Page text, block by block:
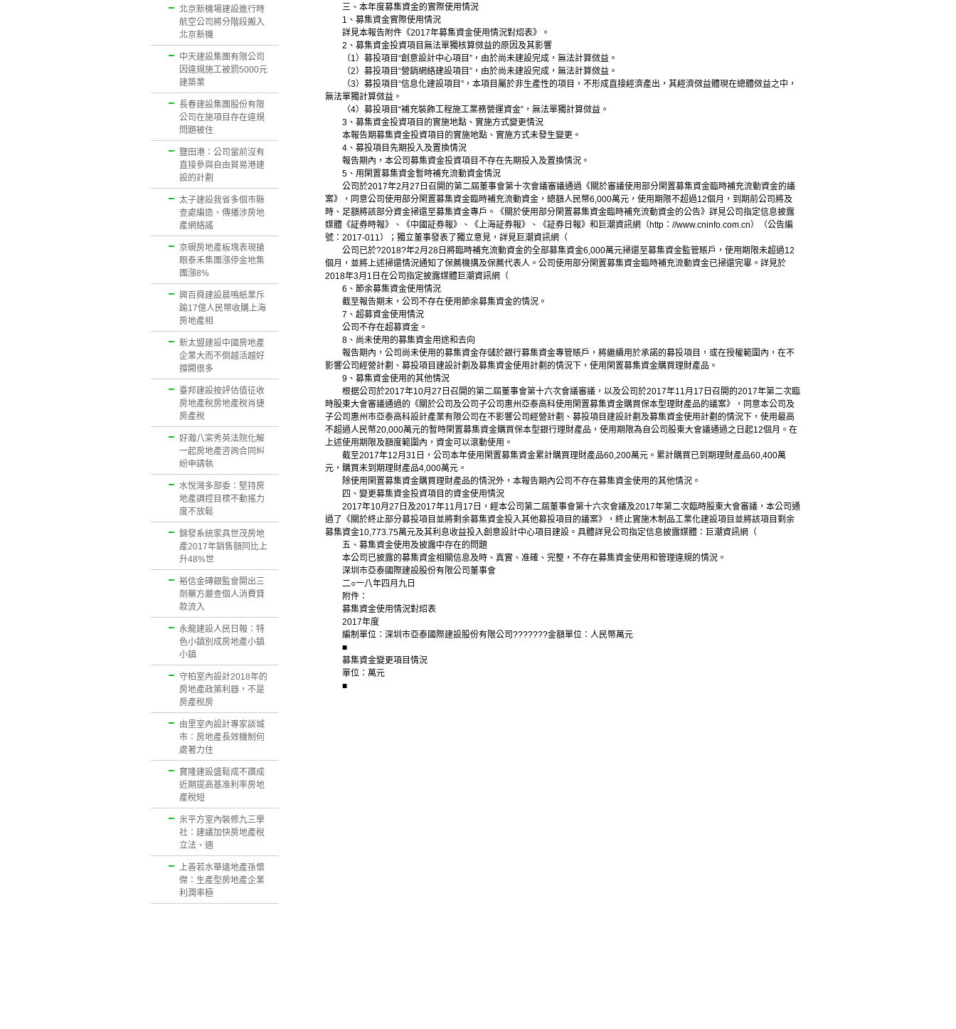
北京新機場建設進行時
航空公司將分階段搬入
北京新機
中天建設集團有限公司
因違規施工被罰5000元
建築業
長春建設集團股份有限
公司在施項目存在違規
問題被住
鹽田港：公司當前沒有
直接參與自由貿易港建
設的計劃
太子建設我省多個市縣
查處編造、傳播涉房地
產網絡謠
京硯房地產板塊表現搶
眼泰禾集團漲停金地集
團漲8%
興百舜建設晨鳴紙業斥
踰17億人民幣收購上海
房地產相
新太盟建設中國房地產
企業大而不倒越活越好
撐開很多
臺邦建設按評估值征收
房地產稅房地產稅肖捷
房產稅
好瀚八寀秀英法院化解
一起房地產咨詢合同糾
紛申請執
水悅灣多部委：堅持房
地產調控目標不動搖力
度不放鬆
錦發系統家具世茂房地
產2017年銷售額同比上
升48%世
裕信金磚銀監會開出三
劑藥方嚴查個人消費貸
款流入
永龍建設人民日報：特
色小鎮別成房地產小鎮
小鎮
守柏室內設計2018年的
房地產政策利器，不是
房產稅房
由里室內設計專家談城
市：房地產長效機制何
處著力住
寶隆建設盛鬆成不讚成
近期提高基准利率房地
產稅短
米平方室內裝修九三學
社：建議加快房地產稅
立法、適
上善若水華遠地產孫懷
傑：生產型房地產企業
利潤率極
三、本年度募集資金的實際使用情況
1、募集資金實際使用情況
詳見本報告附件《2017年募集資金使用情況對炤表》。
2、募集資金投資項目無法單獨核算傚益的原因及其影響
（1）募投項目“創意設計中心項目”，由於尚未建設完成，無法計算傚益。
（2）募投項目“營銷網絡建設項目”，由於尚未建設完成，無法計算傚益。
（3）募投項目“信息化建設項目”，本項目屬於非生產性的項目，不形成直接經濟產出，其經濟傚益體現在總體傚益之中，
無法單獨計算傚益。
（4）募投項目“補充裝飾工程施工業務營運資金”，無法單獨計算傚益。
3、募集資金投資項目的實施地點、實施方式變更情況
本報告期募集資金投資項目的實施地點、實施方式未發生變更。
4、募投項目先期投入及置換情況
報告期內，本公司募集資金投資項目不存在先期投入及置換情況。
5、用閑置募集資金暫時補充流動資金情況
公司於2017年2月27日召開的第二屆董事會第十次會議審議通過《關於審議使用部分閑置募集資金臨時補充流動資金的議
案》，同意公司使用部分閑置募集資金臨時補充流動資金，總額人民幣6,000萬元，使用期限不超過12個月，到期前公司將及
時、足額將該部分資金掃還至募集資金專戶。《關於使用部分閑置募集資金臨時補充流動資金的公告》詳見公司指定信息披露
媒體《証券時報》、《中國証券報》、《上海証券報》、《証券日報》和巨潮資訊網（http：//www.cninfo.com.cn）（公告編
號：2017-011）；獨立董事發表了獨立意見，詳見巨潮資訊網（
公司已於?2018?年2月28日將臨時補充流動資金的全部募集資金6,000萬元掃還至募集資金監管賬戶，使用期限未超過12
個月，並將上述掃還情況通知了保薦機搆及保薦代表人。公司使用部分閑置募集資金臨時補充流動資金已掃還完畢。詳見於
2018年3月1日在公司指定披露媒體巨潮資訊網（
6、節余募集資金使用情況
截至報告期末，公司不存在使用節余募集資金的情況。
7、超募資金使用情況
公司不存在超募資金。
8、尚未使用的募集資金用途和去向
報告期內，公司尚未使用的募集資金存儲於銀行募集資金專管賬戶，將繼續用於承諾的募投項目，或在授權範圍內，在不
影響公司經營計劃、募投項目建設計劃及募集資金使用計劃的情況下，使用閑置募集資金購買理財產品。
9、募集資金使用的其他情況
根据公司於2017年10月27日召開的第二屆董事會第十六次會議審議，以及公司於2017年11月17日召開的2017年第二次臨
時股東大會審議通過的《關於公司及公司子公司惠州亞泰高科使用閑置募集資金購買保本型理財產品的議案》，同意本公司及
子公司惠州市亞泰高科設計產業有限公司在不影響公司經營計劃、募投項目建設計劃及募集資金使用計劃的情況下，使用最高
不超過人民幣20,000萬元的暫時閑置募集資金購買保本型銀行理財產品，使用期限為自公司股東大會議通過之日起12個月。在
上述使用期限及額度範圍內，資金可以滾動使用。
截至2017年12月31日，公司本年使用閑置募集資金累計購買理財產品60,200萬元。累計購買已到期理財產品60,400萬
元，購買未到期理財產品4,000萬元。
除使用閑置募集資金購買理財產品的情況外，本報告期內公司不存在募集資金使用的其他情況。
四、變更募集資金投資項目的資金使用情況
2017年10月27日及2017年11月17日，經本公司第二屆董事會第十六次會議及2017年第二次臨時股東大會審議，本公司通
過了《關於終止部分募投項目並將剩余募集資金投入其他募投項目的議案》，終止實施木制品工業化建設項目並將該項目剩余
募集資金10,773.75萬元及其利息收益投入創意設計中心項目建設。具體詳見公司指定信息披露媒體：巨潮資訊網（
五、募集資金使用及披露中存在的問題
本公司已披露的募集資金相關信息及時、真實、准確、完整，不存在募集資金使用和管理違規的情況。
深圳市亞泰國際建設股份有限公司董事會
二○一八年四月九日
附件：
募集資金使用情況對炤表
2017年度
編制單位：深圳市亞泰國際建設股份有限公司???????金額單位：人民幣萬元
■
募集資金變更項目情況
單位：萬元
■